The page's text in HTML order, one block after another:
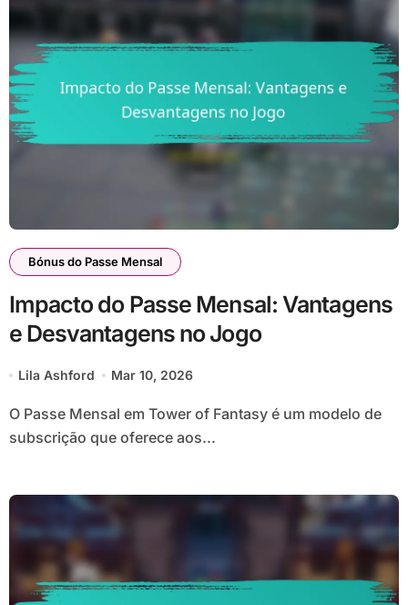
Bónus do Passe Mensal
Impacto do Passe Mensal: Vantagens
e Desvantagens no Jogo
Lila Ashford Mar 10, 2026
O Passe Mensal em Tower of Fantasy é um modelo de
subscrição que oferece aos...